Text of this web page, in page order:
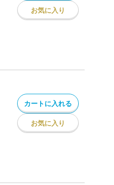
お気に入り
カートに入れる
お気に入り